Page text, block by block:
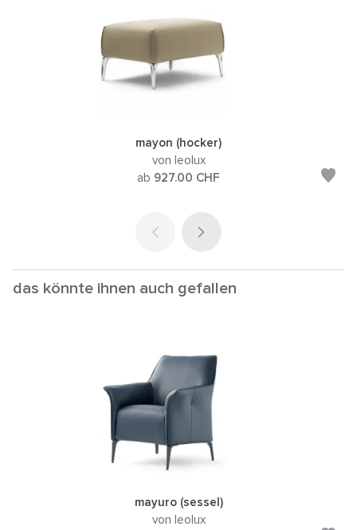
mayon (hocker)
von leolux
ab 927.00 CHF
das könnte ihnen auch gefallen
mayuro (sessel)
von leolux